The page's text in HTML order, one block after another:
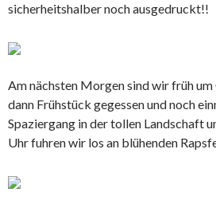
sicherheitshalber noch ausgedruckt!!
Am nächsten Morgen sind wir früh
dann Frühstück gegessen und noch
Spaziergang in der tollen Landschaft
Uhr fuhren wir los an blühenden